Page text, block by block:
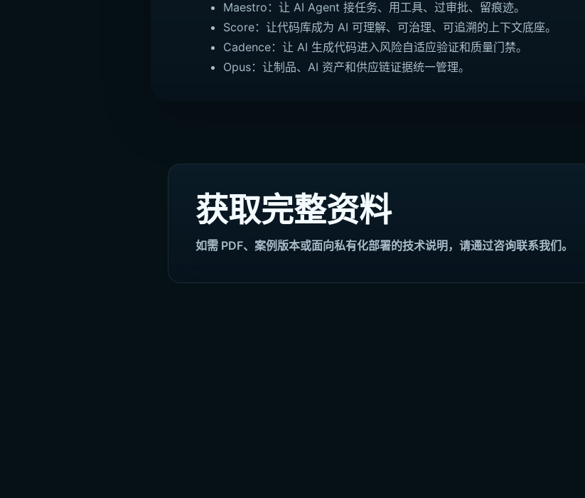
Maestro：让 AI Agent 接任务、用工具、过审批、留痕迹。
Score：让代码库成为 AI 可理解、可治理、可追溯的上下文底座。
Cadence：让 AI 生成代码进入风险自适应验证和质量门禁。
Opus：让制品、AI 资产和供应链证据统一管理。
获取完整资料
如需 PDF、案例版本或面向私有化部署的技术说明，请通过咨询联系我们。